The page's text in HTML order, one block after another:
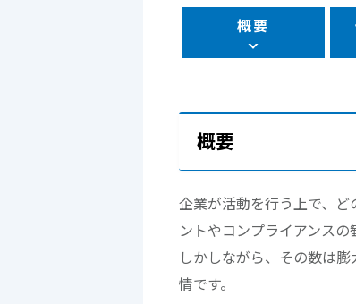
概要
概要
企業が活動を行う上で、
ントやコンプライアンスの
しかしながら、その数は
情です。